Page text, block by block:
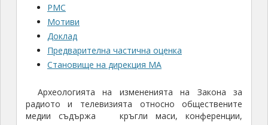
РМС
Мотиви
Доклад
Предварителна частична оценка
Становище на дирекция МА
Археологията на измененията на Закона за
радиото и телевизията относно обществените
медии съдържа кръгли маси, конференции,